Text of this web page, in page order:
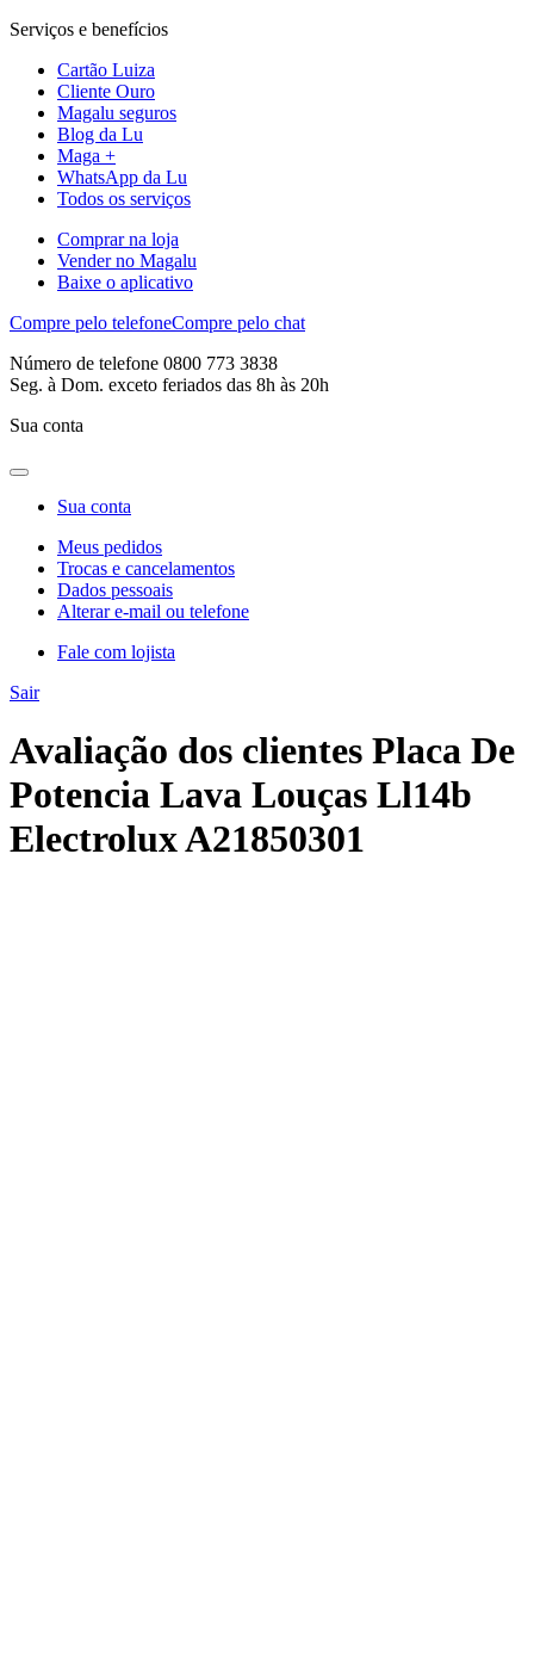
Serviços e benefícios
Cartão Luiza
Cliente Ouro
Magalu seguros
Blog da Lu
Maga +
WhatsApp da Lu
Todos os serviços
Comprar na loja
Vender no Magalu
Baixe o aplicativo
Compre pelo telefoneCompre pelo chat
Número de telefone 0800 773 3838
Seg. à Dom. exceto feriados das 8h às 20h
Sua conta
Sua conta
Meus pedidos
Trocas e cancelamentos
Dados pessoais
Alterar e-mail ou telefone
Fale com lojista
Sair
Avaliação dos clientes Placa De
Potencia Lava Louças Ll14b
Electrolux A21850301